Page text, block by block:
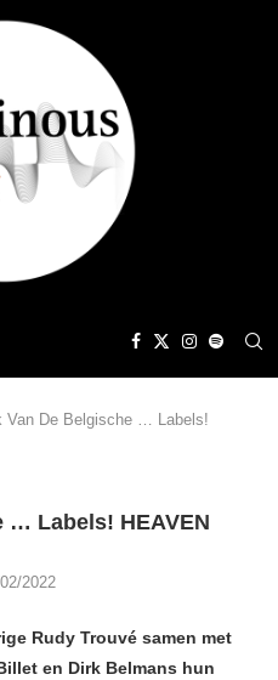
Van De Belgische … Labels!
… Labels! HEAVEN
2022
Rudy Trouvé samen met
en Dirk Belmans hun